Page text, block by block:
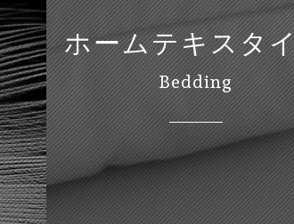
ホームテキスタ
Bedding